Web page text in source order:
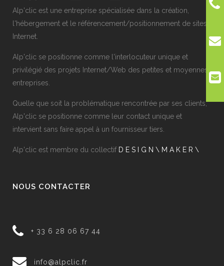
Alp'clic est une entreprise spécialisée dans la création,
l'hébergement et le référencement/positionnement de sites
Internet.
Alp'clic se positionne comme l'interlocuteur unique et
privilégié des projets Internet/Web des petites et moyennes
entreprises.
Quelle que soit la problématique rencontrée par ses clients,
Alp'clic se positionne comme leur contact unique et
intervient sans faire appel à un fournisseur tiers.
Alp'clic est membre du collectif D E S I G N \ M A K E R \
NOUS CONTACTER
+ 33 6 28 06 67 44
info@alpclic.fr